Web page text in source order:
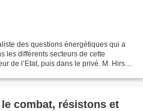
des questions énergétiques qui a
les différents secteurs de cette
de l’Etat, puis dans le privé. M. Hirsch
combat, résistons et